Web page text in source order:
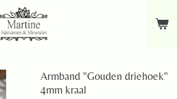
Armband "Gouden driehoek"
4mm kraal